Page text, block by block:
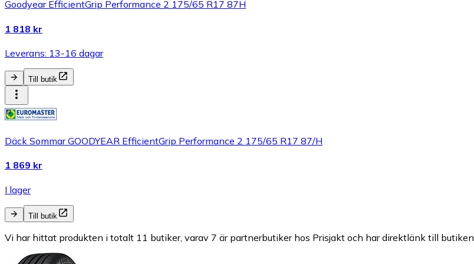
Goodyear EfficientGrip Performance 2 175/65 R17 87H
1 818 kr
Leverans: 13-16 dagar
Till butik
Däck Sommar GOODYEAR EfficientGrip Performance 2 175/65 R17 87/H
1 869 kr
I lager
Till butik
Vi har hittat produkten i totalt 11 butiker, varav 7 är partnerbutiker hos Prisjakt och har direktlänk till butiken.